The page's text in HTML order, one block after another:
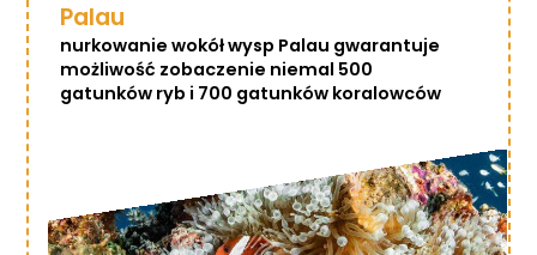
Palau
nurkowanie wokół wysp Palau gwarantuje
możliwość zobaczenie niemal 500
gatunków ryb i 700 gatunków koralowców